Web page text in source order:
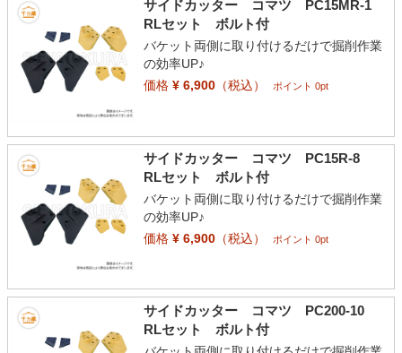
サイドカッター コマツ PC15MR-1
RLセット ボルト付
バケット両側に取り付けるだけで掘削作業
の効率UP♪
価格¥ 6,900（税込） ポイント 0pt
サイドカッター コマツ PC15R-8
RLセット ボルト付
バケット両側に取り付けるだけで掘削作業
の効率UP♪
価格¥ 6,900（税込） ポイント 0pt
サイドカッター コマツ PC200-10
RLセット ボルト付